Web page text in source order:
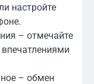
настройте
– отмечайте
впечатлениями
– обмен